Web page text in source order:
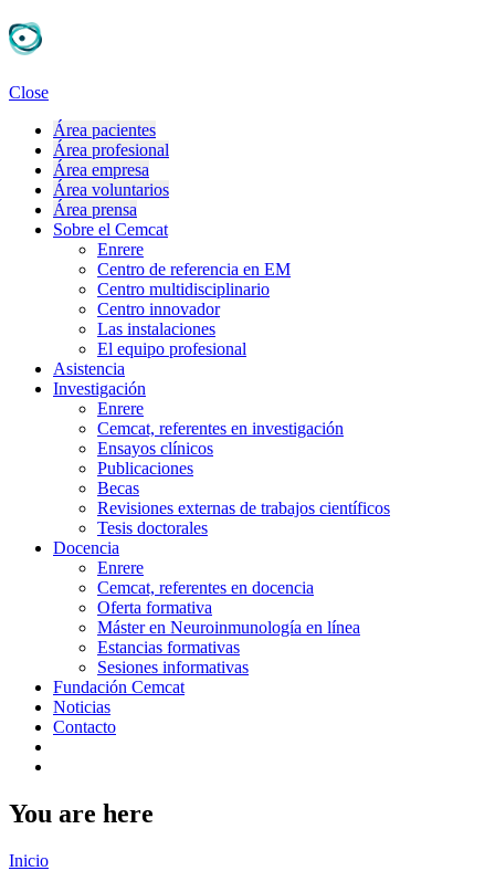
Close
Área pacientes
Área profesional
Área empresa
Área voluntarios
Área prensa
Sobre el Cemcat
Enrere
Centro de referencia en EM
Centro multidisciplinario
Centro innovador
Las instalaciones
El equipo profesional
Asistencia
Investigación
Enrere
Cemcat, referentes en investigación
Ensayos clínicos
Publicaciones
Becas
Revisiones externas de trabajos científicos
Tesis doctorales
Docencia
Enrere
Cemcat, referentes en docencia
Oferta formativa
Máster en Neuroinmunología en línea
Estancias formativas
Sesiones informativas
Fundación Cemcat
Noticias
Contacto
You are here
Inicio